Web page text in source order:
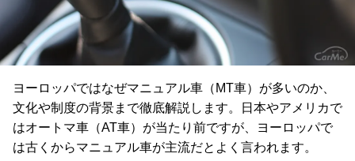
ヨーロッパではなぜマニュアル車（MT車）が多いのか、
文化や制度の背景まで徹底解説します。日本やアメリカで
はオートマ車（AT車）が当たり前ですが、ヨーロッパで
は古くからマニュアル車が主流だとよく言われます。